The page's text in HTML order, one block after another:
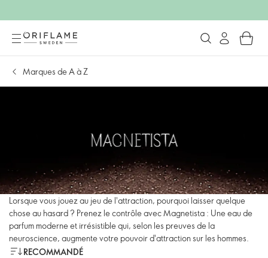
Marques de A à Z
Lorsque vous jouez au jeu de l'attraction, pourquoi laisser quelque
chose au hasard ? Prenez le contrôle avec Magnetista : Une eau de
parfum moderne et irrésistible qui, selon les preuves de la
neuroscience, augmente votre pouvoir d'attraction sur les hommes.
RECOMMANDÉ